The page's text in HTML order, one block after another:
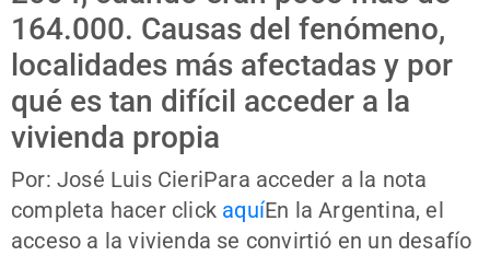
164.000. Causas del fenómeno,
localidades más afectadas y por
qué es tan difícil acceder a la
vivienda propia
Por: José Luis CieriPara acceder a la nota
completa hacer click aquíEn la Argentina, el
acceso a la vivienda se convirtió en un desafío